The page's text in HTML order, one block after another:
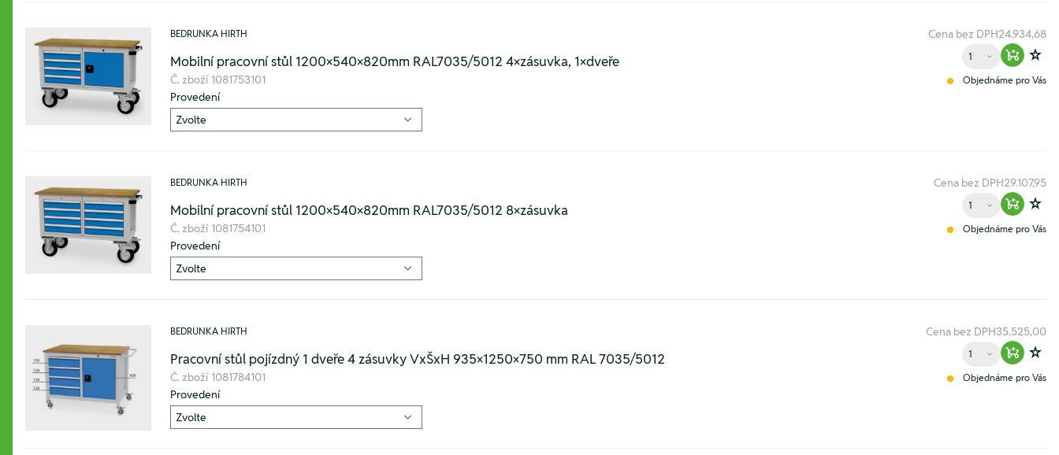
BEDRUNKA HIRTH
Mobilní pracovní stůl 1200×540×820mm RAL7035/5012 4×zásuvka, 1×dveře
Č. zboží 1081753101
Provedení
Cena bez DPH24.934,68
Množství
Zur
Objednáme pro Vás
BEDRUNKA HIRTH
Mobilní pracovní stůl 1200×540×820mm RAL7035/5012 8×zásuvka
Č. zboží 1081754101
Provedení
Cena bez DPH29.107,95
Množství
Zur
Objednáme pro Vás
BEDRUNKA HIRTH
Pracovní stůl pojízdný 1 dveře 4 zásuvky VxŠxH 935×1250×750 mm RAL 7035/5012
Č. zboží 1081784101
Provedení
Cena bez DPH35.525,00
Množství
Zur
Objednáme pro Vás